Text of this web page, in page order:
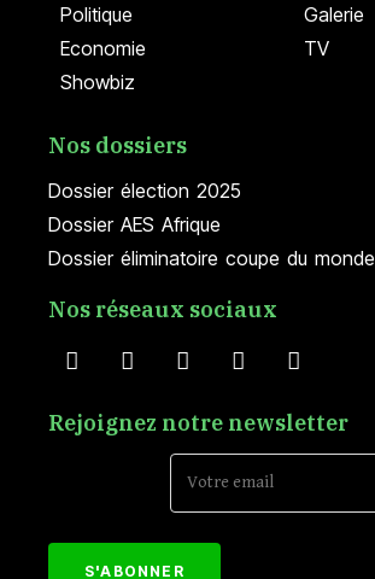
Politique
Economie
Showbiz
Galerie
TV
Dossier élection 2025
Dossier AES Afrique
Dossier éliminatoire coupe du monde
Nos dossiers
Nos réseaux sociaux
Rejoignez notre newsletter